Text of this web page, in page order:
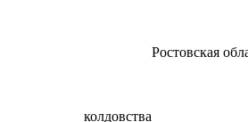
Ростовская
колдовства